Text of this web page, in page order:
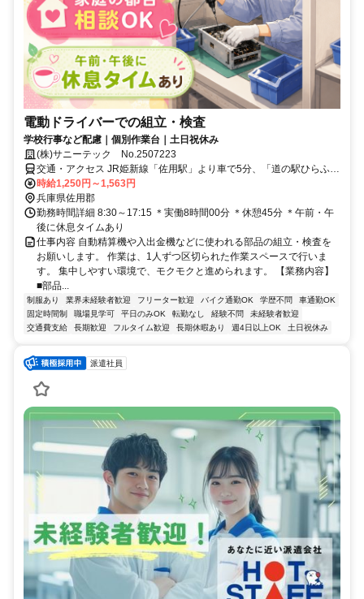
電動ドライバーでの組立・検査
学校行事など配慮｜個別作業台｜土日祝休み
(株)サニーテック No.2507223
交通・アクセス JR姫新線「佐用駅」より車で5分、「道の駅ひらふ
く」より車で10分、光都方面より車で20分
時給1,250円～1,563円
兵庫県佐用郡
勤務時間詳細 8:30～17:15 ＊実働8時間00分 ＊休憩45分 ＊午前・午
後に休息タイムあり
仕事内容 自動精算機や入出金機などに使われる部品の組立・検査を
お願いします。 作業は、1人ずつ区切られた作業スペースで行いま
す。 集中しやすい環境で、モクモクと進められます。 【業務内容】
■部品...
制服あり 業界未経験者歓迎 フリーター歓迎 バイク通勤OK 学歴不問
車通勤OK
固定時間制
職場見学可 平日のみOK 転勤なし 経験不問
未経験者歓迎
交通費支給
長期歓迎 フルタイム歓迎 長期休暇あり 週4日以上OK 土日祝休み
派遣社員